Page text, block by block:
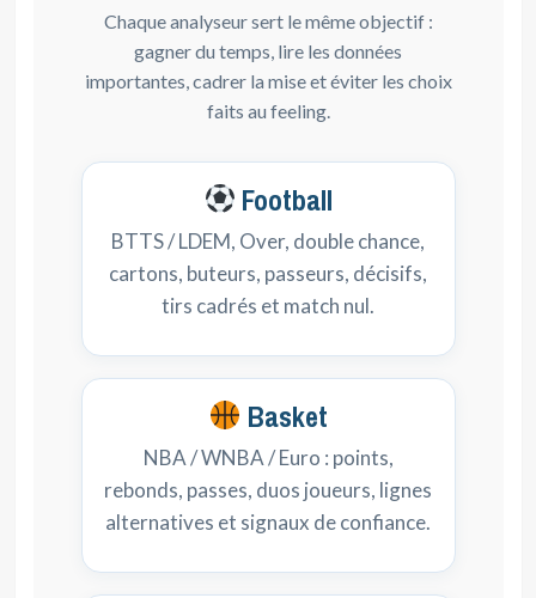
Chaque analyseur sert le même objectif :
gagner du temps, lire les données
importantes, cadrer la mise et éviter les choix
faits au feeling.
Football
BTTS / LDEM, Over, double chance,
cartons, buteurs, passeurs, décisifs,
tirs cadrés et match nul.
Basket
NBA / WNBA / Euro : points,
rebonds, passes, duos joueurs, lignes
alternatives et signaux de confiance.